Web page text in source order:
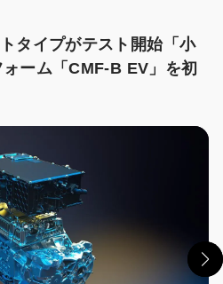
タイプがテスト開始「小
ーム「CMF-B EV」を初